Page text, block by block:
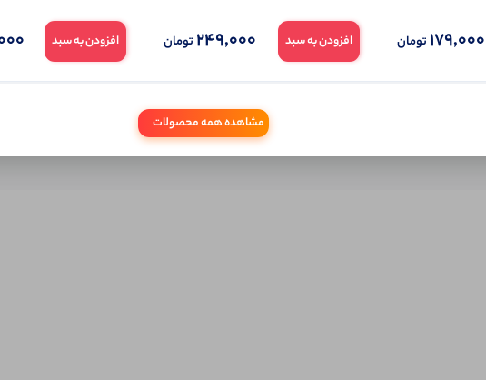
179,000تومان افزودن به سبد 249,000تومان افزودن به سبد
مشاهده همه محصولات